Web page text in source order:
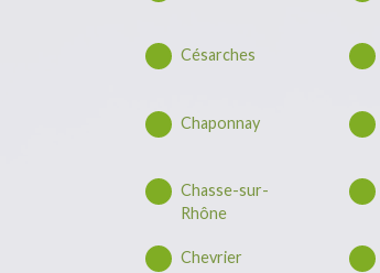
Césarches
Chaponnay
Chasse-sur-
Rhône
Chevrier